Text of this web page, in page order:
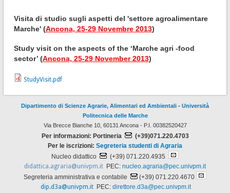
Visita di studio sugli aspetti del 'settore agroalimentare
Marche' (Ancona, 25‐29 Novembre 2013)
Study visit on the aspects of the ‘Marche agri ‐food
sector’ (Ancona, 25‐29 November 2013)
StudyVisit.pdf
Dipartimento di Scienze Agrarie, Alimentari ed Ambientali - Università
Politecnica delle Marche
Via Brecce Bianche 10, 60131 Ancona - P.I. 00382520427
Per informazioni: Portineria
(+39)071.220.4703
Per le iscrizioni: Segreteria studenti di Agraria
Nucleo didattico
(+39) 071.220.4935
didattica.agraria@univpm.it PEC: nucleo.agraria@pec.univpm.it
Segreteria amministrativa e contabile
(+39) 071.220.4670
dip.d3a@univpm.it PEC: direttore.d3a@pec.univpm.it